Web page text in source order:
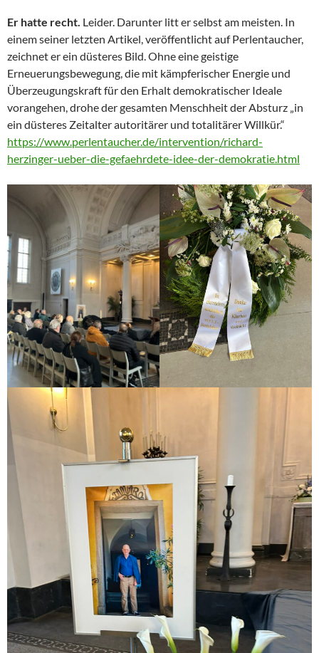
Er hatte recht. Leider. Darunter litt er selbst am meisten. In
einem seiner letzten Artikel, veröffentlicht auf Perlentaucher,
zeichnet er ein düsteres Bild. Ohne eine geistige
Erneuerungsbewegung, die mit kämpferischer Energie und
Überzeugungskraft für den Erhalt demokratischer Ideale
vorangehen, drohe der gesamten Menschheit der Absturz „in
ein düsteres Zeitalter autoritärer und totalitärer Willkür.“
https://www.perlentaucher.de/intervention/richard-
herzinger-ueber-die-gefaehrdete-idee-der-demokratie.html